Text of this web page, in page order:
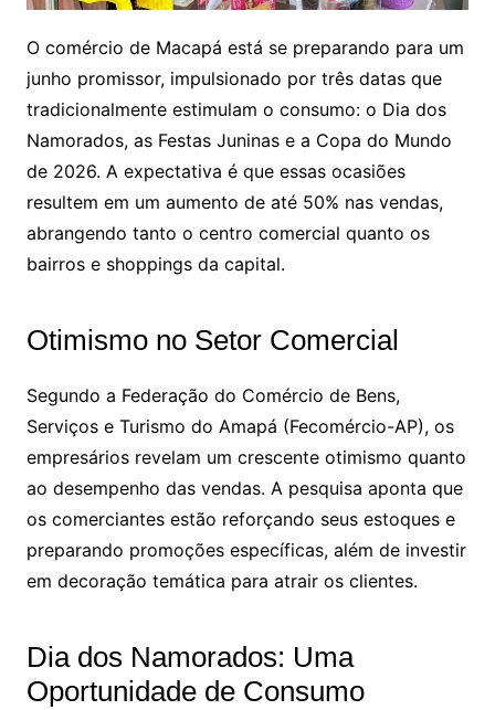
O comércio de Macapá está se preparando para um
junho promissor, impulsionado por três datas que
tradicionalmente estimulam o consumo: o Dia dos
Namorados, as Festas Juninas e a Copa do Mundo
de 2026. A expectativa é que essas ocasiões
resultem em um aumento de até 50% nas vendas,
abrangendo tanto o centro comercial quanto os
bairros e shoppings da capital.
Otimismo no Setor Comercial
Segundo a Federação do Comércio de Bens,
Serviços e Turismo do Amapá (Fecomércio-AP), os
empresários revelam um crescente otimismo quanto
ao desempenho das vendas. A pesquisa aponta que
os comerciantes estão reforçando seus estoques e
preparando promoções específicas, além de investir
em decoração temática para atrair os clientes.
Dia dos Namorados: Uma
Oportunidade de Consumo